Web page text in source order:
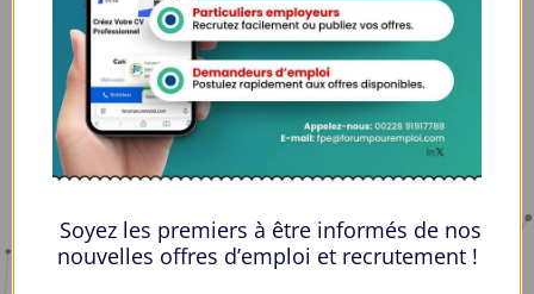
Espaces Candidats
Parcourir les Candidats
Tableau de Bord
Alertes d’Emploi
Mes Favoris
Postuler en ligne : 5 erreurs courantes à éviter pour maximiser vos
Soyez les premiers à être informés de nos
nouvelles offres d’emploi et recrutement !